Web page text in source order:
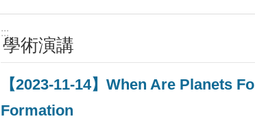
:::
學術演講
【2023-11-14】When Are Planets
Formation